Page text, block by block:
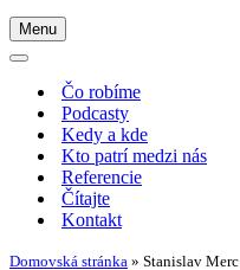
Menu
Menu
Menu
navigácieČo robíme
Podcasty
Kedy a kde
Kto patrí medzi nás
Referencie
Čítajte
Kontakt
Domovská stránka » Stanislav Merc